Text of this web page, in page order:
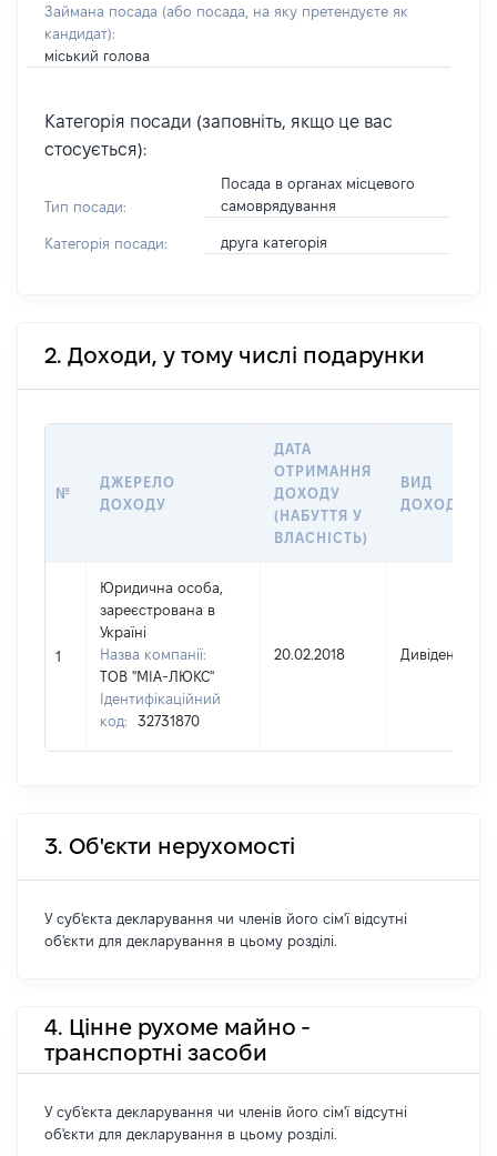
Займана посада (або посада, на яку претендуєте як
кандидат):
міський голова
Категорія посади (заповніть, якщо це вас
стосується):
Тип посади:
Посада в органах місцевого
самоврядування
Категорія посади: друга категорія
2. Доходи, у тому числі подарунки
№
ДЖЕРЕЛО
ДОХОДУ
ДАТА
ОТРИМАННЯ
ДОХОДУ
(НАБУТТЯ У
ВЛАСНІСТЬ)
ВИД
ДОХОДУ
1
Юридична особа,
зареєстрована в
Україні
Назва компанії:
ТОВ "МІА-ЛЮКС"
Ідентифікаційний
код:
32731870
20.02.2018 Дивіденди
3. Об'єкти нерухомості
У суб'єкта декларування чи членів його сім'ї відсутні
об'єкти для декларування в цьому розділі.
4. Цінне рухоме майно -
транспортні засоби
У суб'єкта декларування чи членів його сім'ї відсутні
об'єкти для декларування в цьому розділі.